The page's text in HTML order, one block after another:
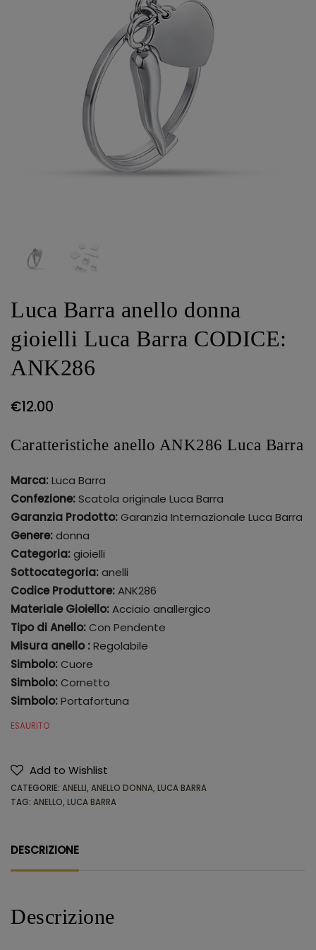
Luca Barra anello donna
gioielli Luca Barra CODICE:
ANK286
€12.00
Caratteristiche anello ANK286 Luca Barra
Marca:Luca Barra
Confezione:Scatola originale Luca Barra
Garanzia Prodotto:Garanzia Internazionale Luca Barra
Genere:donna
Categoria:gioielli
Sottocategoria:anelli
Codice Produttore:ANK286
Materiale Gioiello:Acciaio anallergico
Tipo di Anello:Con Pendente
Misura anello :Regolabile
Simbolo:Cuore
Simbolo:Cornetto
Simbolo:Portafortuna
ESAURITO
Add to Wishlist
CATEGORIE: ANELLI, ANELLO DONNA, LUCA BARRA
TAG: ANELLO, LUCA BARRA
DESCRIZIONE
Descrizione